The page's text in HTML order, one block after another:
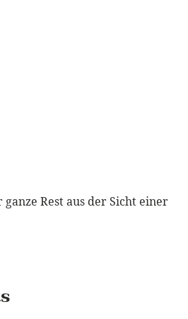
Rest aus der Sicht einer